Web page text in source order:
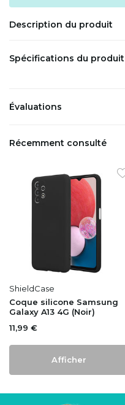
Description du produit
Spécifications du produit
Évaluations
Récemment consulté
ShieldCase
Coque silicone Samsung
Galaxy A13 4G (Noir)
11,99 €
Afficher